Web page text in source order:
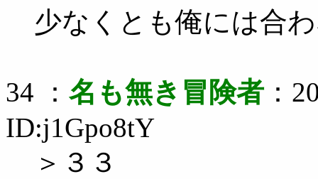
少なくとも俺には合
34 ： 名も無き冒険者 ：
ID:j1Gpo8tY
＞３３